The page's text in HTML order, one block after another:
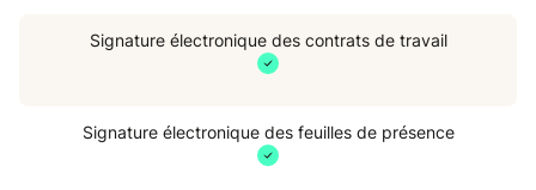
Signature électronique des contrats de travail
Signature électronique des feuilles de présence